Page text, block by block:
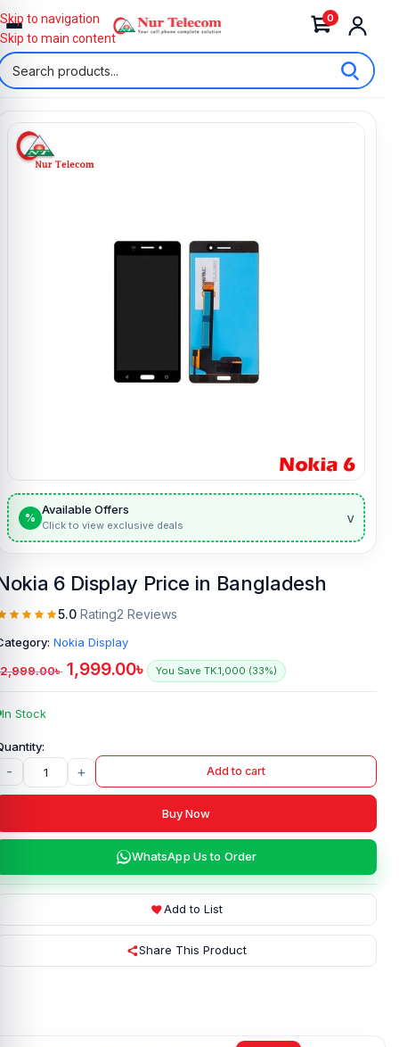
0
Skip to navigation
Skip to main content
%
Available Offers
Click to view exclusive deals v
6 Display Price in Bangladesh
5.0 Rating2 Reviews
Nokia Display
2,999.00৳ 1,999.00৳ You Save TK.1,000 (33%)
In Stock
- + Add to cart
Buy Now
WhatsApp Us to Order
Add to List
Share This Product